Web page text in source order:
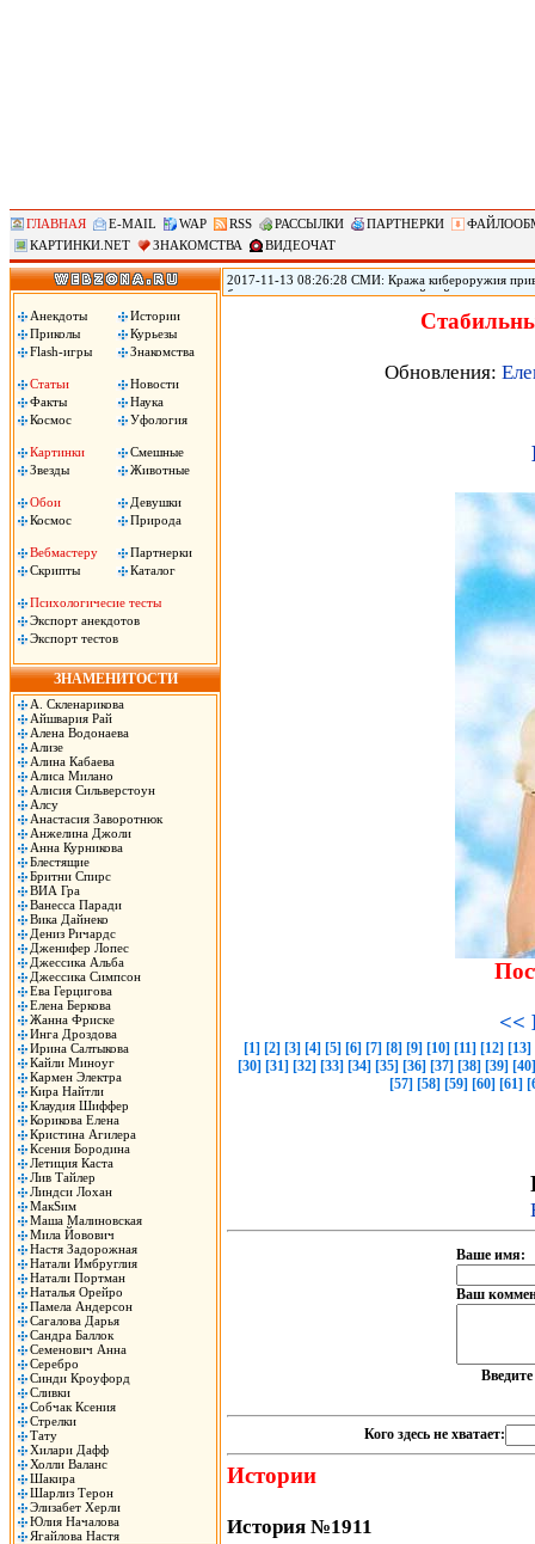
ГЛАВНАЯ E-MAIL WAP RSS РАССЫЛКИ ПАРТНЕРКИ
КАРТИНКИ.NET
ЗНАКОМСТВА ВИДЕОЧАТ
Анекдоты
Истории
Приколы
Курьезы
Flash-игры
Знакомства
Статьи
Новости
Факты
Наука
Космос
Уфология
Картинки
Смешные
Звезды
Животные
Обои
Девушки
Космос
Природа
Вебмастеру
Партнерки
Скрипты
Каталог
Психологичесие тесты
Экспорт анекдотов
Экспорт тестов
ЗНАМЕНИТОСТИ
А. Скленарикова
Айшвария Рай
Алена Водонаева
Ализе
Алина Кабаева
Алиса Милано
Алисия Сильверстоун
Алсу
Анастасия Заворотнюк
Анжелина Джоли
Анна Курникова
Блестящие
Бритни Спирс
ВИА Гра
Ванесса Паради
Вика Дайнеко
Дениз Ричардс
Дженифер Лопес
Джессика Альба
Джессика Симпсон
Ева Герцигова
Елена Беркова
Жанна Фриске
Инга Дроздова
Ирина Салтыкова
Кайли Миноуг
Кармен Электра
Кира Найтли
Клаудия Шиффер
Корикова Елена
Кристина Агилера
Ксения Бородина
Летиция Каста
Лив Тайлер
Линдси Лохан
МакSим
Маша Малиновская
Мила Йовович
Настя Задорожная
Натали Имбруглия
Натали Портман
Наталья Орейро
Памела Андерсон
Сагалова Дарья
Сандра Баллок
Семенович Анна
Серебро
Синди Кроуфорд
Сливки
Собчак Ксения
Стрелки
Тату
Хилари Дафф
Холли Валанс
Шакира
Шарлиз Терон
Элизабет Херли
Юлия Началова
Ягайлова Настя
2017-11-13 08:26:28 СМИ: Кража кибероружия
безопасности переживает крупнейший кризис из-
Shadow Brokers опубликовала программный код
Обновления:
<<
[1] [2] [3] [4] [5] [6] [7] [8] [9] [10] [11] [12] [13]
[30] [31] [32] [33] [34] [35] [36] [37] [38] [39] [40]
[57] [58] [59] [60] [61]
Ваше имя:
Ваш
Кого здесь не хватает:
Истории
История №1911